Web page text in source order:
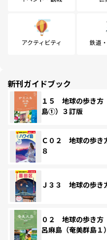
アクティビティ 鉄道
新刊ガイドブック
１５ 地球の歩き
島①）３訂版
Ｃ０２ 地球の歩
８
Ｊ３３ 地球の歩
０２ 地球の歩き
呂麻島（奄美群島